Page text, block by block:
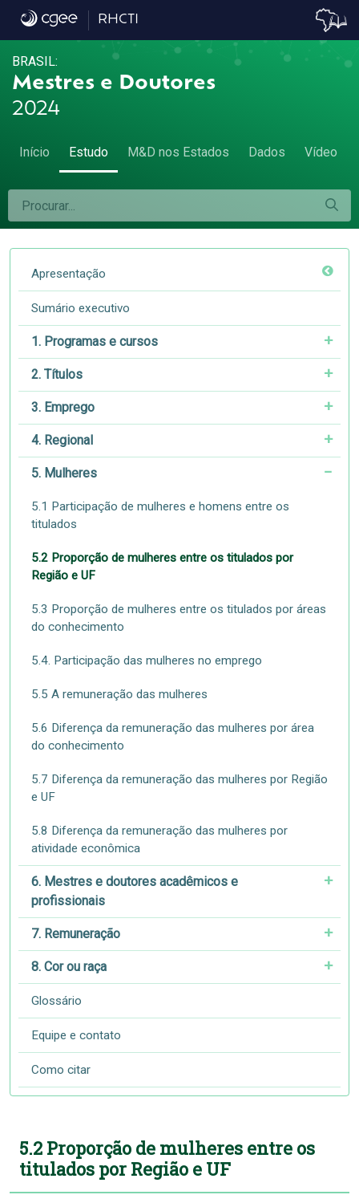
5.2 Proporção de mulheres entre os
RHCTI
BRASIL:
Mestres e Doutores
2024
Início Estudo M&D nos Estados Dados Vídeo
Apresentação
Sumário executivo
1. Programas e cursos
2. Títulos
3. Emprego
4. Regional
5. Mulheres
5.1 Participação de mulheres e homens entre os
titulados
5.2 Proporção de mulheres entre os titulados por
Região e UF
5.3 Proporção de mulheres entre os titulados por áreas
do conhecimento
5.4. Participação das mulheres no emprego
5.5 A remuneração das mulheres
5.6 Diferença da remuneração das mulheres por área
do conhecimento
5.7 Diferença da remuneração das mulheres por Região
e UF
5.8 Diferença da remuneração das mulheres por
atividade econômica
6. Mestres e doutores acadêmicos e
profissionais
7. Remuneração
8. Cor ou raça
Glossário
Equipe e contato
Como citar
5.2 Proporção de mulheres entre os
titulados por Região e UF